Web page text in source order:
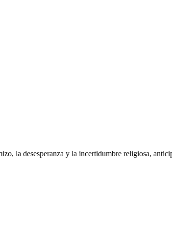
la desesperanza y la incertidumbre religiosa,